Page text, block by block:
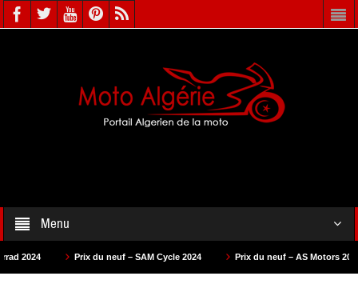
Menu
Prix du neuf – SAM Cycle 2024 Prix du neuf – AS Motors 2024 Prix du